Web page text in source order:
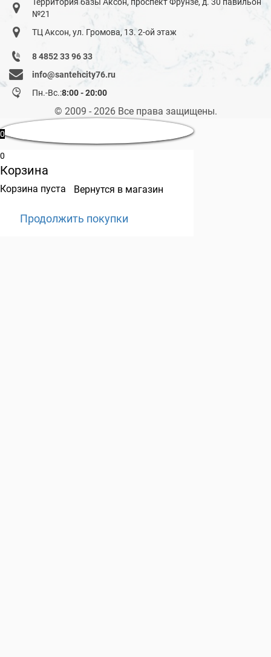
№21
ТЦ Аксон, ул. Громова, 13. 2-ой этаж
8 4852 33 96 33
info@santehcity76.ru
Пн.-Вс.:8:00 - 20:00
© 2009 - 2026 Все права защищены.
0
0
Корзина
Корзина пуста Вернутся в магазин
Продолжить покупки